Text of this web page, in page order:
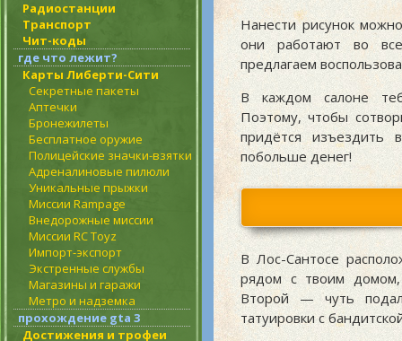
Радиостанции
Транспорт
Чит-коды
где что лежит?
Карты Либерти-Сити
Секретные пакеты
Аптечки
Бронежилеты
Бесплатное оружие
Полицейские значки-взятки
Адреналиновые пилюли
Уникальные прыжки
Миссии Rampage
Внедорожные миссии
Миссии RC Toyz
Импорт-экспорт
Экстренные службы
Магазины и гаражи
Метро и надземка
прохождение gta 3
Достижения и трофеи
Нанести рисунок
они работают во
предлагаем
В каждом салоне
Поэтому, чтобы
придётся
побольше денег!
В Лос-Сантосе
рядом с твоим домом,
Второй — чуть
татуировки с